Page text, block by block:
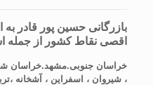
بازرگانی حسین پور قادر
اقصی نقاط کشور از جمله
خراسان جنوبی.مشهد.خراسان
، شیروان ، اسفراین ، آشخانه